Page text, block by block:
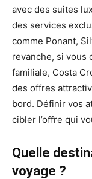
avec des suites
des services
comme Ponant,
revanche, si vous
familiale, Costa
des offres
bord. Définir vos
cibler l’offre qui
Quelle
voyage ?